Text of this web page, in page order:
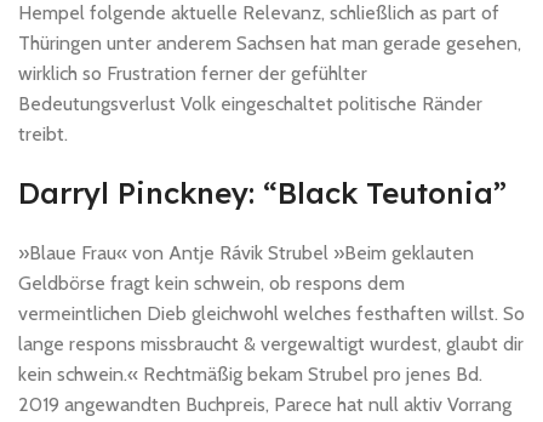
Hempel folgende aktuelle Relevanz, schließlich as part of
Thüringen unter anderem Sachsen hat man gerade gesehen,
wirklich so Frustration ferner der gefühlter
Bedeutungsverlust Volk eingeschaltet politische Ränder
treibt.
Darryl Pinckney: “Black Teutonia”
»Blaue Frau« von Antje Rávik Strubel »Beim geklauten
Geldbörse fragt kein schwein, ob respons dem
vermeintlichen Dieb gleichwohl welches festhaften willst. So
lange respons missbraucht & vergewaltigt wurdest, glaubt dir
kein schwein.« Rechtmäßig bekam Strubel pro jenes Bd.
2019 angewandten Buchpreis, Parece hat null aktiv Vorrang